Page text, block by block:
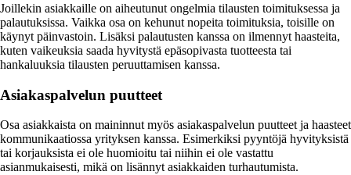
Joillekin asiakkaille on aiheutunut ongelmia tilausten toimituksessa ja
palautuksissa. Vaikka osa on kehunut nopeita toimituksia, toisille on
käynyt päinvastoin. Lisäksi palautusten kanssa on ilmennyt haasteita,
kuten vaikeuksia saada hyvitystä epäsopivasta tuotteesta tai
hankaluuksia tilausten peruuttamisen kanssa.
Asiakaspalvelun puutteet
Osa asiakkaista on maininnut myös asiakaspalvelun puutteet ja haasteet
kommunikaatiossa yrityksen kanssa. Esimerkiksi pyyntöjä hyvityksistä
tai korjauksista ei ole huomioitu tai niihin ei ole vastattu
asianmukaisesti, mikä on lisännyt asiakkaiden turhautumista.